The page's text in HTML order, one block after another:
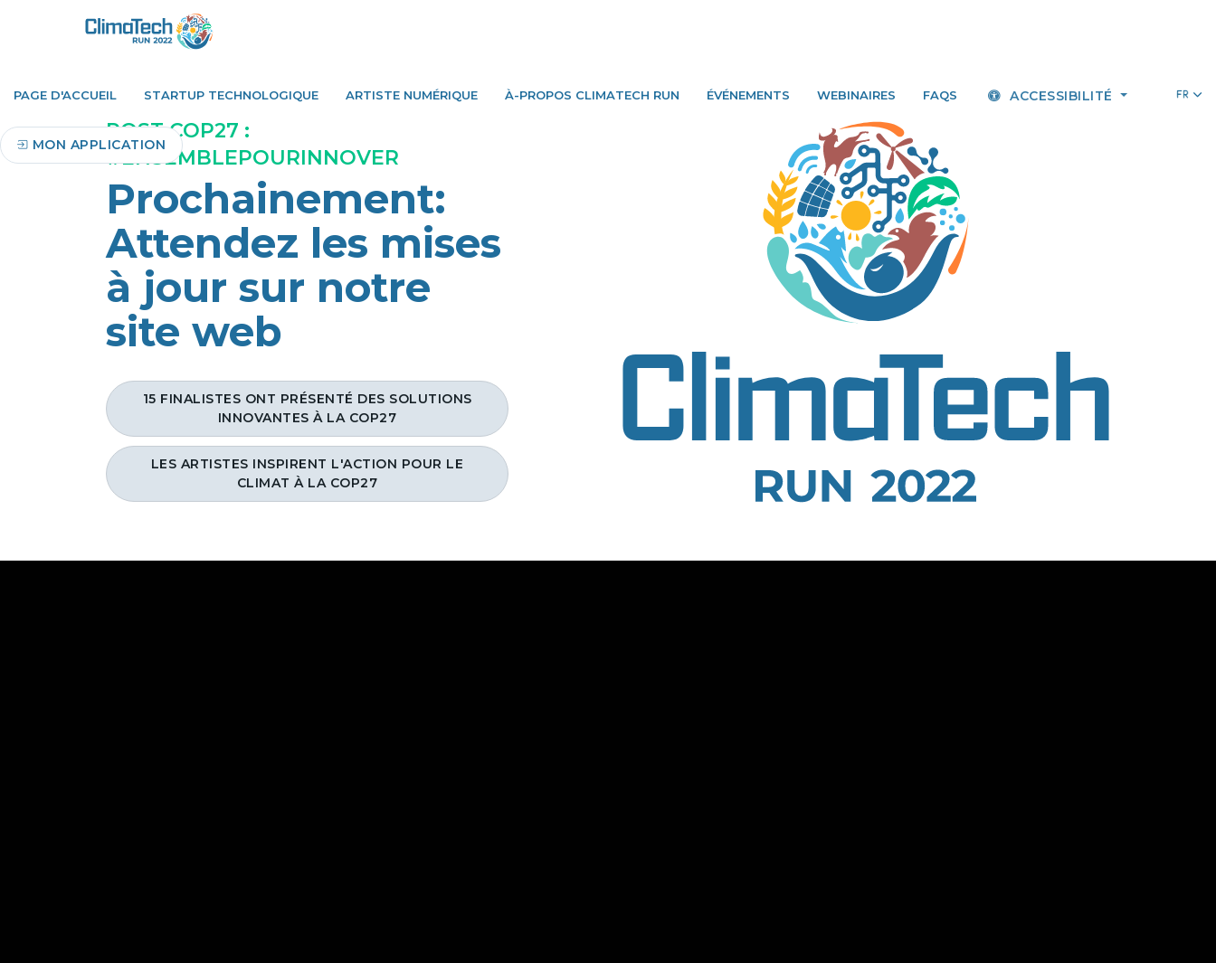
PAGE D'ACCUEIL STARTUP TECHNOLOGIQUE ARTISTE NUMÉRIQUE À-PROPOS CLIMATECH RUN ÉVÉNEMENTS WEBINAIRES FAQS ACCESSIBILITÉ
MON APPLICATION
POST COP27 :
#ENSEMBLEPOURINNOVER
Prochainement:
Attendez les mises
à jour sur notre
site web
15 FINALISTES ONT PRÉSENTÉ DES SOLUTIONS
INNOVANTES À LA COP27
LES ARTISTES INSPIRENT L'ACTION POUR LE
CLIMAT À LA COP27